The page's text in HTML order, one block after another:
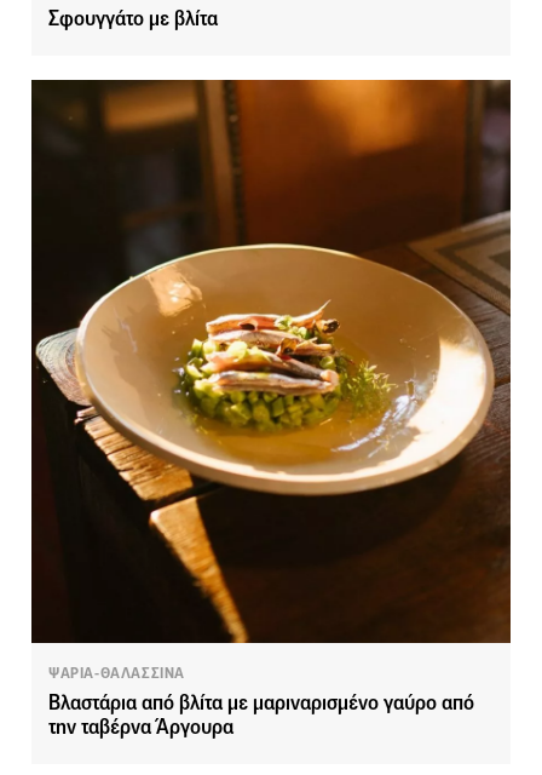
Σφουγγάτο με βλίτα
ΨΑΡΙΑ-ΘΑΛΑΣΣΙΝΑ
Βλαστάρια από βλίτα με μαριναρισμένο γαύρο από
την ταβέρνα Άργουρα